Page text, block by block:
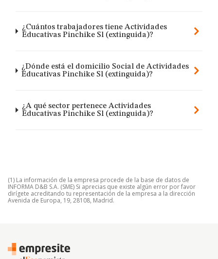
¿Cuántos trabajadores tiene Actividades
Educativas Pinchike Sl (extinguida)?
¿Dónde está el domicilio Social de Actividades
Educativas Pinchike Sl (extinguida)?
¿A qué sector pertenece Actividades
Educativas Pinchike Sl (extinguida)?
(1) La información de la empresa procede de la base de datos de
INFORMA D&B S.A. (SME) Si aprecias que existe algún error por favor
dirígete acreditando tu representación de la empresa a la dirección
Avenida de Europa, 19, 28108, Madrid.